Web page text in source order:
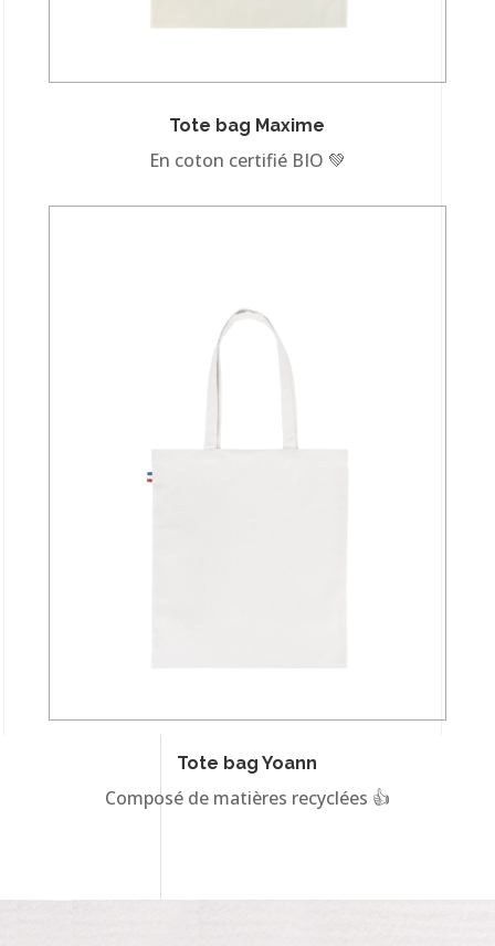
Tote bag Maxime
En coton certifié BIO 💚
Tote bag Yoann
Composé de matières recyclées 👍